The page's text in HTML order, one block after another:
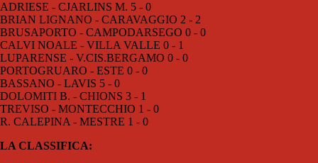
ADRIESE - CJARLINS M. 5 - 0
BRIAN LIGNANO - CARAVAGGIO 2 - 2
BRUSAPORTO - CAMPODARSEGO 0 - 0
CALVI NOALE - VILLA VALLE 0 - 1
LUPARENSE - V.CIS.BERGAMO 0 - 0
PORTOGRUARO - ESTE 0 - 0
BASSANO - LAVIS 5 - 0
DOLOMITI B. - CHIONS 3 - 1
TREVISO - MONTECCHIO 1 - 0
R. CALEPINA - MESTRE 1 - 0
LA CLASSIFICA: